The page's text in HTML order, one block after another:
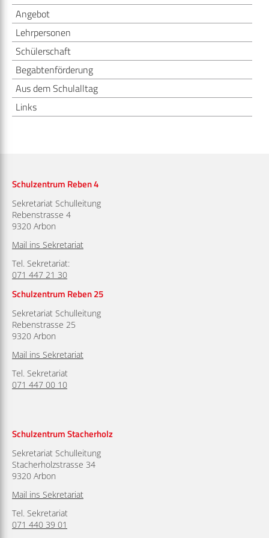
Angebot
Lehrpersonen
Schülerschaft
Begabtenförderung
Aus dem Schulalltag
Links
Schulzentrum Reben 4
Sekretariat Schulleitung
Rebenstrasse 4
9320 Arbon
Mail ins Sekretariat
Tel. Sekretariat:
071 447 21 30
Schulzentrum Reben 25
Sekretariat Schulleitung
Rebenstrasse 25
9320 Arbon
Mail ins Sekretariat
Tel. Sekretariat
071 447 00 10
Schulzentrum Stacherholz
Sekretariat Schulleitung
Stacherholzstrasse 34
9320 Arbon
Mail ins Sekretariat
Tel. Sekretariat
071 440 39 01
Mittagstisch
Weiterführende Schulen
Sporthallen SSG Arbon
Medienmitteilungen
Wahlen/Abstimmungen
Links